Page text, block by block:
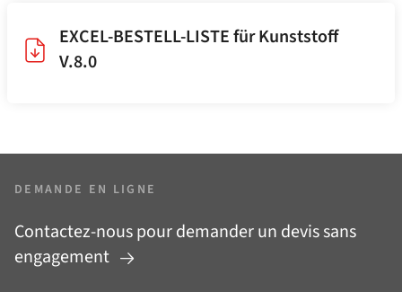
EXCEL-BESTELL-LISTE für Kunststoff
V.8.0
DEMANDE EN LIGNE
Contactez-nous pour demander un devis sans
engagement